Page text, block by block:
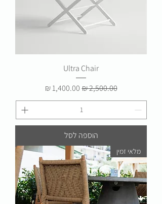
Ultra Chair
מחיר רגיל‏2,500.00 ‏₪ מחיר מבצע
הוספה לסל
מלאי זמין